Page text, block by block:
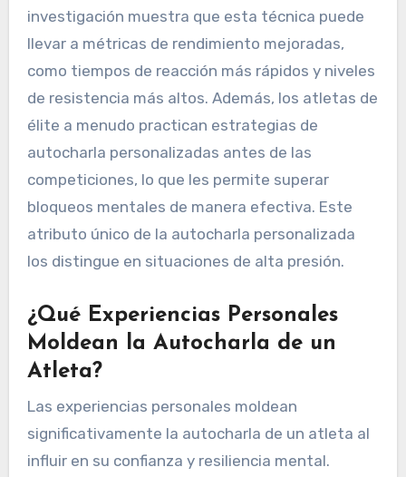
investigación muestra que esta técnica puede
llevar a métricas de rendimiento mejoradas,
como tiempos de reacción más rápidos y niveles
de resistencia más altos. Además, los atletas de
élite a menudo practican estrategias de
autocharla personalizadas antes de las
competiciones, lo que les permite superar
bloqueos mentales de manera efectiva. Este
atributo único de la autocharla personalizada
los distingue en situaciones de alta presión.
¿Qué Experiencias Personales
Moldean la Autocharla de un
Atleta?
Las experiencias personales moldean
significativamente la autocharla de un atleta al
influir en su confianza y resiliencia mental.